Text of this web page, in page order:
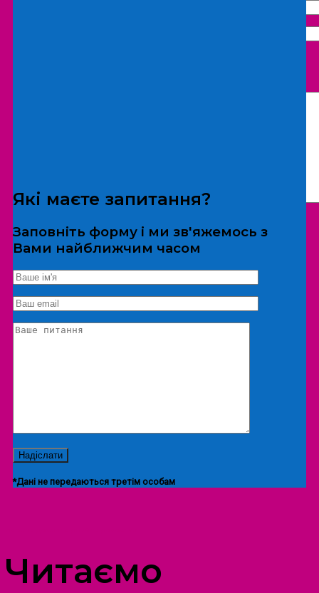
*Дані не передаються третім особам
Екскурсія/локація
Які маєте запитання?
Заповніть форму і ми зв'яжемось з
Вами найближчим часом
*Дані не передаються третім особам
Читаємо